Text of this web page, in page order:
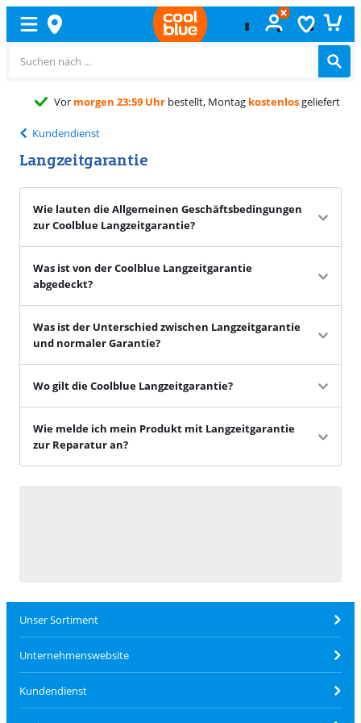
Vor morgen 23:59 Uhrbestellt, Montag kostenlosgeliefert
Kundendienst
Langzeitgarantie
Wie lauten die Allgemeinen Geschäftsbedingungen
zur Coolblue Langzeitgarantie?
Was ist von der Coolblue Langzeitgarantie
abgedeckt?
Was ist der Unterschied zwischen Langzeitgarantie
und normaler Garantie?
Wo gilt die Coolblue Langzeitgarantie?
Wie melde ich mein Produkt mit Langzeitgarantie
zur Reparatur an?
Unser Sortiment
Unternehmenswebsite
Kundendienst